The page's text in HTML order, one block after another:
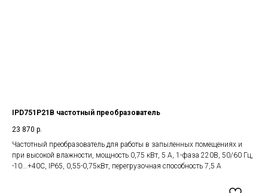
IPD751P21B частотный преобразователь
23 870 р.
Частотный преобразователь для работы в запыленных помещениях и
при высокой влажности, мощность 0,75 кВт, 5 А, 1-фаза 220В, 50/60 Гц,
-10...+40С, IP65, 0,55-0,75кВт, перегрузочная способность 7,5 А